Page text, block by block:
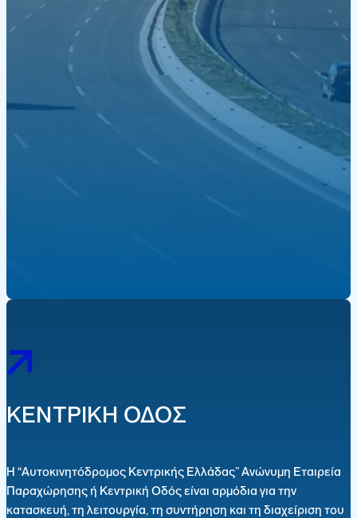
ΚΕΝΤΡΙΚΗ ΟΔΟΣ
H “Αυτοκινητόδρομος Κεντρικής Ελλάδας” Ανώνυμη Εταιρεία
Παραχώρησης ή Κεντρική Οδός είναι αρμόδια για την
κατασκευή, τη λειτουργία, τη συντήρηση και τη διαχείριση του